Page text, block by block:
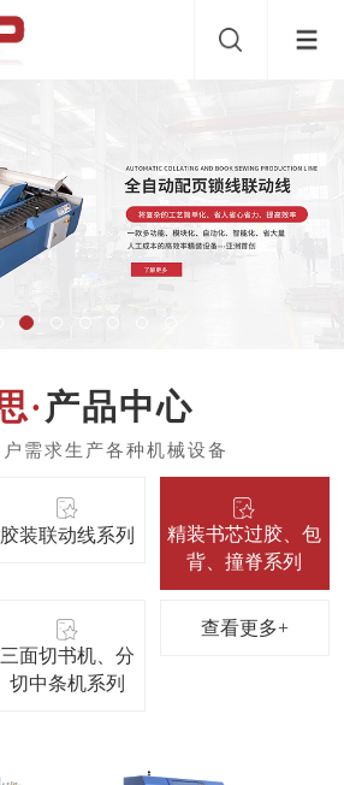
产品中心
胶装联动线系列
精装书芯过胶、包
背、撞脊系列
三面切书机、分
切中条机系列
查看更多+